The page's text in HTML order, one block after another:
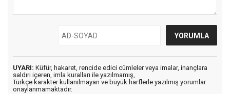
UYARI: Küfür, hakaret, rencide edici cümleler veya imalar, inançlara
saldırı içeren, imla kuralları ile yazılmamış,
Türkçe karakter kullanılmayan ve büyük harflerle yazılmış yorumlar
onaylanmamaktadır.